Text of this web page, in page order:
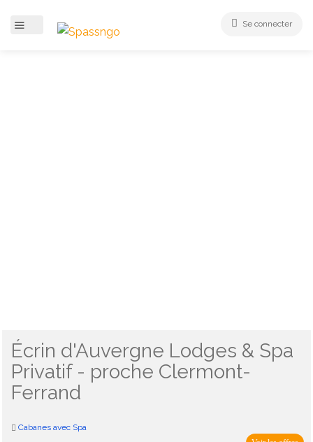
Se connecter
Écrin d'Auvergne Lodges & Spa
Privatif - proche Clermont-
Ferrand
Cabanes avec Spa